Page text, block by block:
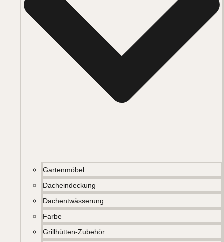
Gartenmöbel
Dacheindeckung
Dachentwässerung
Farbe
Grillhütten-Zubehör